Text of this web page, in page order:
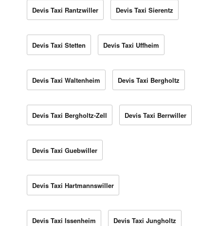
Devis Taxi Rantzwiller Devis Taxi Sierentz
Devis Taxi Stetten Devis Taxi Uffheim
Devis Taxi Waltenheim Devis Taxi Bergholtz
Devis Taxi Bergholtz-Zell Devis Taxi Berrwiller
Devis Taxi Guebwiller
Devis Taxi Hartmannswiller
Devis Taxi Issenheim Devis Taxi Jungholtz